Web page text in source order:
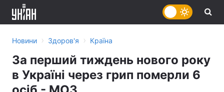
Новини › Здоров'я › Країна
За перший тиждень нового року
в Україні через грип померли 6